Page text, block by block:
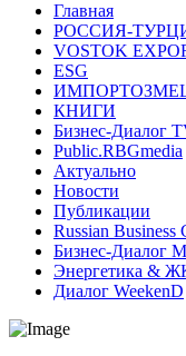
Главная
РОССИЯ-
VOSTOK
ESG
КНИГИ
Бизнес-Диалог
Public.RBGmedia
Актуально
Новости
Публикации
Russian Business
Бизнес-Диалог
Энергетика &
Диалог WeekenD